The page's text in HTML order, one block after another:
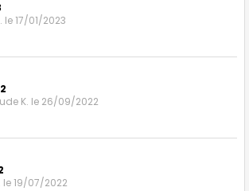
le 17/01/2023
K. le 26/09/2022
le 19/07/2022